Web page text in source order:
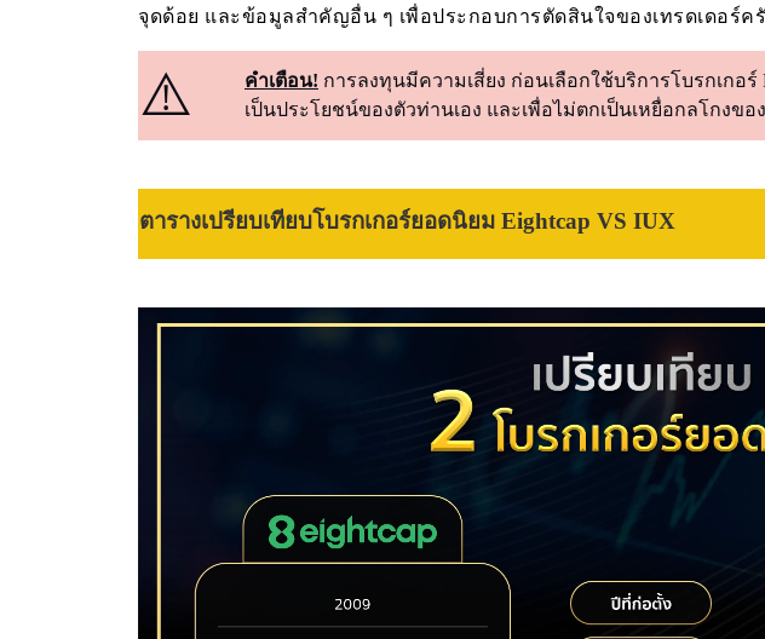
จุดด้อย และข้อมูลสำคัญอื่น ๆ เพื่อประกอบการตัดสินใจของเทรดเดอร์ค
⚠️ คำเตือน! การลงทุนมีความเสี่ยง ก่อนเลือกใช้บริการโบรกเกอ
เป็นประโยชน์ของตัวท่านเอง และเพื่อไม่ตกเป็นเหยื่อกลโกงขอ
ตารางเปรียบเทียบโบรกเกอร์ยอดนิยม Eightcap VS IUX